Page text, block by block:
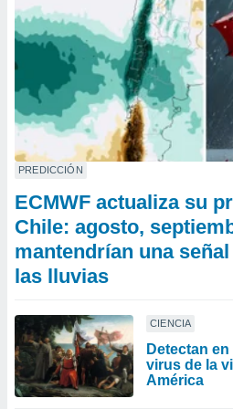
PREDICCIÓN
ECMWF actualiza su
Chile: agosto,
mantendrían una
las lluvias
CIENCIA
Detectan
virus de la
América